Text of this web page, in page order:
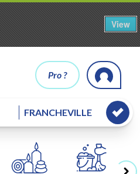
View
Pro ?